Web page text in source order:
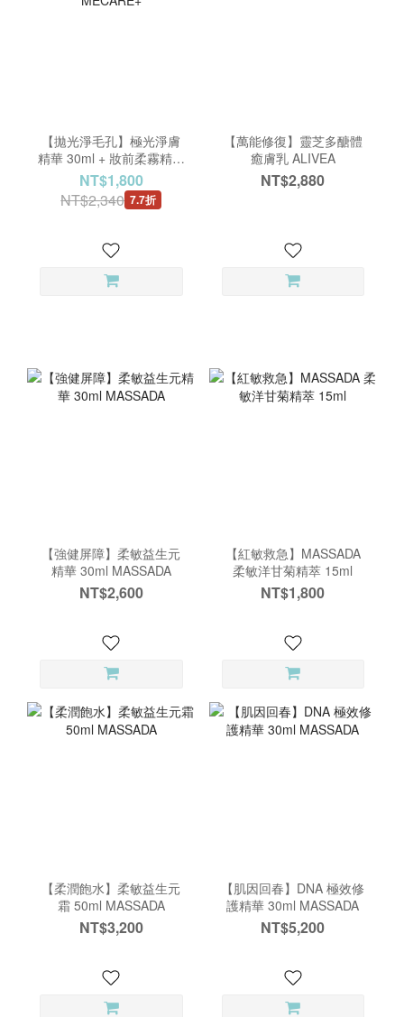
【拋光淨毛孔】極光淨膚
精華 30ml + 妝前柔霧精靈
7ml MECARE+
NT$1,800
NT$2,340 7.7折
【萬能修復】靈芝多醣體
癒膚乳 ALIVEA
NT$2,880
【強健屏障】柔敏益生元
精華 30ml MASSADA
NT$2,600
【紅敏救急】MASSADA
柔敏洋甘菊精萃 15ml
NT$1,800
【柔潤飽水】柔敏益生元
霜 50ml MASSADA
NT$3,200
【肌因回春】DNA 極效修
護精華 30ml MASSADA
NT$5,200